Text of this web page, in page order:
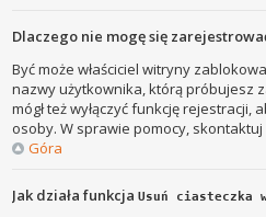
Dlaczego nie mogę się
Być może właściciel witryny
nazwy użytkownika, którą próbujesz
mógł też wyłączyć funkcję rejestracji,
osoby. W sprawie pomocy,
Góra
Jak działa funkcjaUsuń ciasteczka